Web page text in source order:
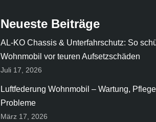
Neueste Beiträge
AL-KO Chassis & Unterfahrschutz: So
Wohnmobil vor teuren Aufsetzschäden
Juli 17, 2026
Luftfederung Wohnmobil – Wartung,
Probleme
März 17, 2026